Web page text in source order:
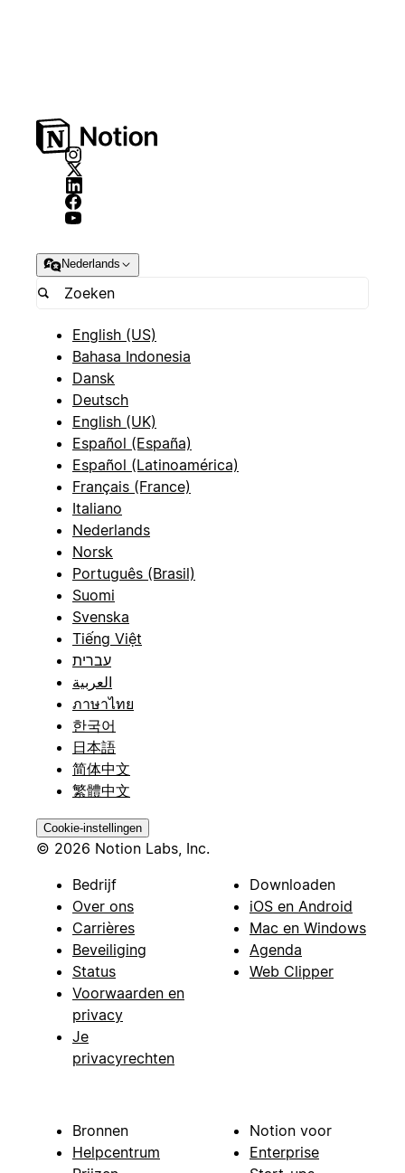
Nederlands
English (US)
Bahasa Indonesia
Dansk
Deutsch
English (UK)
Español (España)
Español (Latinoamérica)
Français (France)
Italiano
Nederlands
Norsk
Português (Brasil)
Suomi
Svenska
Tiếng Việt
עברית
العربية
ภาษาไทย
한국어
日本語
简体中文
繁體中文
Cookie-instellingen
© 2026 Notion Labs, Inc.
Bedrijf
Over ons
Carrières
Beveiliging
Status
Voorwaarden en
privacy
Je
privacyrechten
Downloaden
iOS en Android
Mac en Windows
Agenda
Web Clipper
Bronnen
Helpcentrum
Notion voor
Enterprise